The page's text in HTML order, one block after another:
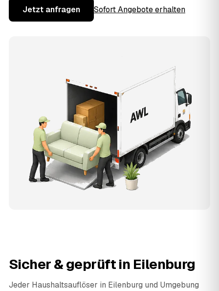
Jetzt anfragen Sofort Angebote erhalten
Sicher & geprüft in Eilenburg
Jeder Haushaltsauflöser in Eilenburg und Umgebung